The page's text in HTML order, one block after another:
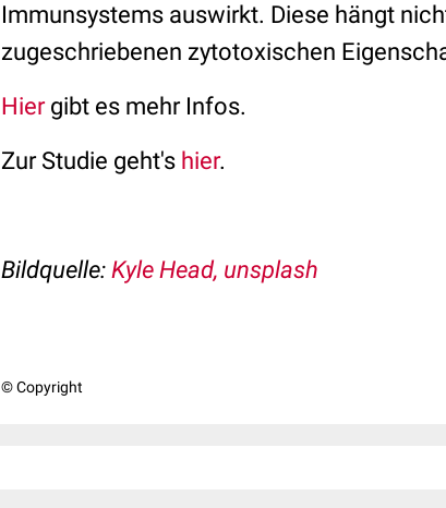
Immunsystems auswirkt. Diese hängt
zugeschriebenen zytotoxischen
Hiergibt es mehr Infos.
Zur Studie geht's hier.
Bildquelle: Kyle Head, unsplash
© Copyright